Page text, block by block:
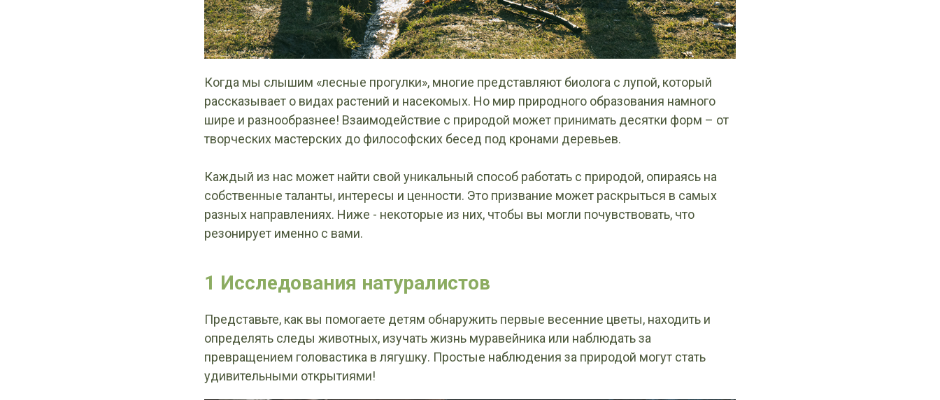
Когда мы слышим «лесные прогулки», многие представляют биолога с лупой, который
рассказывает о видах растений и насекомых. Но мир природного образования намного
шире и разнообразнее! Взаимодействие с природой может принимать десятки форм – от
творческих мастерских до философских бесед под кронами деревьев.
Каждый из нас может найти свой уникальный способ работать с природой, опираясь на
собственные таланты, интересы и ценности. Это призвание может раскрыться в самых
разных направлениях. Ниже - некоторые из них, чтобы вы могли почувствовать, что
резонирует именно с вами.
1 Исследования натуралистов
Представьте, как вы помогаете детям обнаружить первые весенние цветы, находить и
определять следы животных, изучать жизнь муравейника или наблюдать за
превращением головастика в лягушку. Простые наблюдения за природой могут стать
удивительными открытиями!